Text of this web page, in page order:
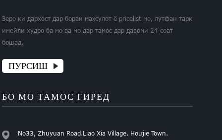
Зеро ки дархост дар бораи маҳсулот ё pricelist мо, лутфан тарк
имейли худро ба мо ва мо дар тамос дар давоми 24 соат
бошад.
ПУРСИШ
БО МО ТАМОС ГИРЕД
No33, Zhuyuan Road.Liao Xia Village. Houjie Town.